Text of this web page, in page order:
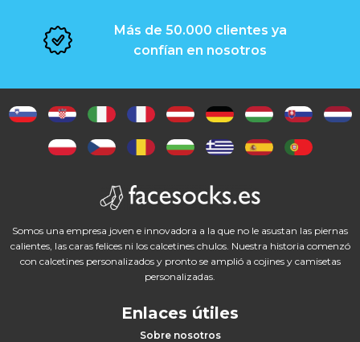
Más de 50.000 clientes ya
confían en nosotros
Somos una empresa joven e innovadora a la que no le asustan las piernas
calientes, las caras felices ni los calcetines chulos. Nuestra historia comenzó
con calcetines personalizados y pronto se amplió a cojines y camisetas
personalizadas.
Enlaces útiles
Sobre nosotros